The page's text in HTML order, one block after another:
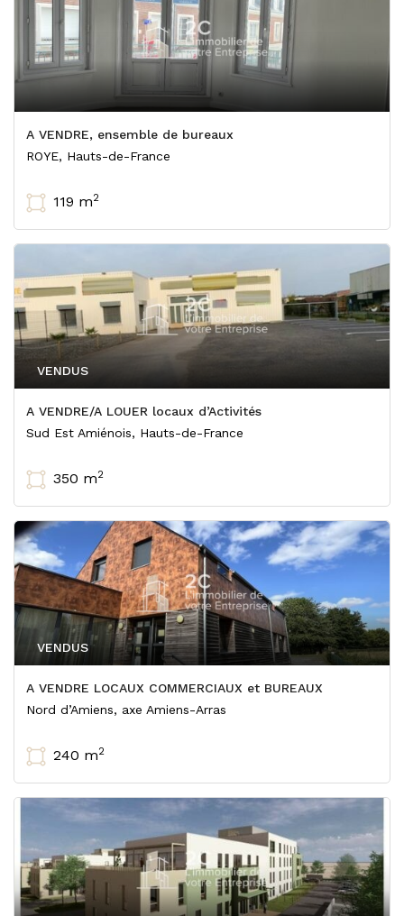
A VENDRE, ensemble de bureaux
ROYE, Hauts-de-France
119 m2
A VENDRE/A LOUER locaux d’Activités
VENDUS
Sud Est Amiénois, Hauts-de-France
350 m2
A VENDRE LOCAUX COMMERCIAUX et BUREAUX
VENDUS
Nord d’Amiens, axe Amiens-Arras
240 m2